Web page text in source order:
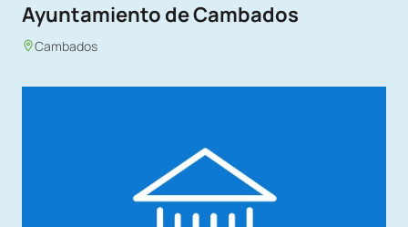
Ayuntamiento de Cambados
Cambados